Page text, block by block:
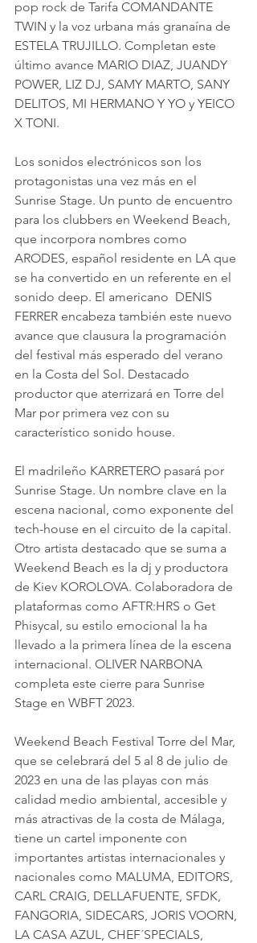
pop rock de Tarifa COMANDANTE
TWIN y la voz urbana más granaína de
ESTELA TRUJILLO. Completan este
último avance MARIO DIAZ, JUANDY
POWER, LIZ DJ, SAMY MARTO, SANY
DELITOS, MI HERMANO Y YO y YEICO
X TONI.
Los sonidos electrónicos son los
protagonistas una vez más en el
Sunrise Stage. Un punto de encuentro
para los clubbers en Weekend Beach,
que incorpora nombres como
ARODES, español residente en LA que
se ha convertido en un referente en el
sonido deep. El americano  DENIS
FERRER encabeza también este nuevo
avance que clausura la programación
del festival más esperado del verano
en la Costa del Sol. Destacado
productor que aterrizará en Torre del
Mar por primera vez con su
característico sonido house.
El madrileño KARRETERO pasará por
Sunrise Stage. Un nombre clave en la
escena nacional, como exponente del
tech-house en el circuito de la capital.
Otro artista destacado que se suma a
Weekend Beach es la dj y productora
de Kiev KOROLOVA. Colaboradora de
plataformas como AFTR:HRS o Get
Phisycal, su estilo emocional la ha
llevado a la primera línea de la escena
internacional. OLIVER NARBONA
completa este cierre para Sunrise
Stage en WBFT 2023.
Weekend Beach Festival Torre del Mar,
que se celebrará del 5 al 8 de julio de
2023 en una de las playas con más
calidad medio ambiental, accesible y
más atractivas de la costa de Málaga,
tiene un cartel imponente con
importantes artistas internacionales y
nacionales como MALUMA, EDITORS,
CARL CRAIG, DELLAFUENTE, SFDK,
FANGORIA, SIDECARS, JORIS VOORN,
LA CASA AZUL, CHEF´SPECIALS,